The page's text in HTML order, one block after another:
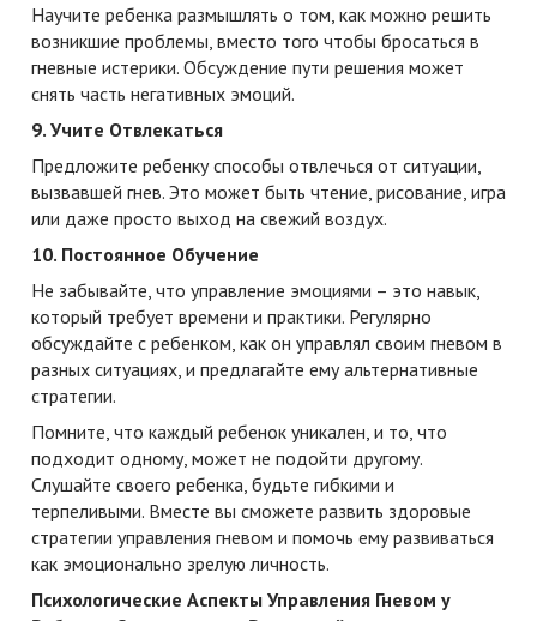
Научите ребенка размышлять о том, как можно решить
возникшие проблемы, вместо того чтобы бросаться в
гневные истерики. Обсуждение пути решения может
снять часть негативных эмоций.
9. Учите Отвлекаться
Предложите ребенку способы отвлечься от ситуации,
вызвавшей гнев. Это может быть чтение, рисование, игра
или даже просто выход на свежий воздух.
10. Постоянное Обучение
Не забывайте, что управление эмоциями – это навык,
который требует времени и практики. Регулярно
обсуждайте с ребенком, как он управлял своим гневом в
разных ситуациях, и предлагайте ему альтернативные
стратегии.
Помните, что каждый ребенок уникален, и то, что
подходит одному, может не подойти другому.
Слушайте своего ребенка, будьте гибкими и
терпеливыми. Вместе вы сможете развить здоровые
стратегии управления гневом и помочь ему развиваться
как эмоционально зрелую личность.
Психологические Аспекты Управления Гневом у